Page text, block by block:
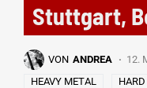
Stuttgart,
VON ANDREA 12.
HEAVY METAL